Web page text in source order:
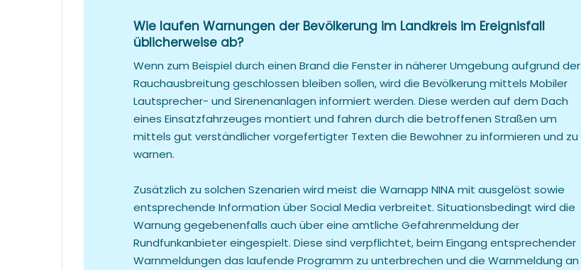
Wie laufen Warnungen der Bevölkerung im Landkreis im Ereignisfall
üblicherweise ab?
Wenn zum Beispiel durch einen Brand die Fenster in näherer Umgebung aufgrund der
Rauchausbreitung geschlossen bleiben sollen, wird die Bevölkerung mittels Mobiler
Lautsprecher- und Sirenenanlagen informiert werden. Diese werden auf dem Dach
eines Einsatzfahrzeuges montiert und fahren durch die betroffenen Straßen um
mittels gut verständlicher vorgefertigter Texten die Bewohner zu informieren und zu
warnen.
Zusätzlich zu solchen Szenarien wird meist die Warnapp NINA mit ausgelöst sowie
entsprechende Information über Social Media verbreitet. Situationsbedingt wird die
Warnung gegebenenfalls auch über eine amtliche Gefahrenmeldung der
Rundfunkanbieter eingespielt. Diese sind verpflichtet, beim Eingang entsprechender
Warnmeldungen das laufende Programm zu unterbrechen und die Warnmeldung an